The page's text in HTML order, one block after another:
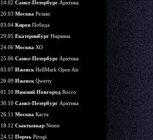
14.02 Санкт-Петербург Арктика
20.03 Москва Релакс
03.04 Киров Победа
29.05 Екатеринбург Нирвана
24.06 Москва ХО
25.06 Санкт-Петербург Арктика
03.07 Ижевск HellMark Open Air
26.09 Ижевск Qwerty
01.10 Нижний Новгород Rocco
30.10 Санкт-Петербург Арктика
26.11 Москва Каста
18.12 Сыктывкар Nemo
24.12 Пермь Pirogi